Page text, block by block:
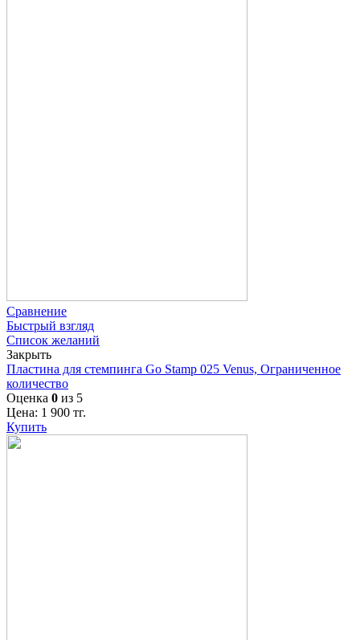
Сравнение
Быстрый взгляд
Список желаний
Закрыть
Пластина для стемпинга Go Stamp 025 Venus, Ограниченное
количество
Оценка 0 из 5
Цена: 1 900 тг.
Купить